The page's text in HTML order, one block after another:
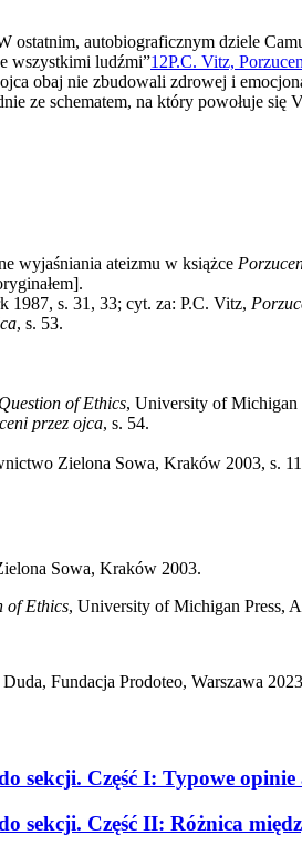
autobiograficznym dziele
wszystkimi ludźmi”12P.C. Vitz,
obaj nie zbudowali zdrowej i
ze schematem, na który powołuje
wyjaśniania ateizmu w książce
1987, s. 31, 33; cyt. za: P.C. Vitz,
, s. 53.
of Ethics, University of Michigan
przez ojca, s. 54.
Zielona Sowa, Kraków 2003, s.
Sowa, Kraków 2003.
of Ethics, University of Michigan Press,
Duda, Fundacja Prodoteo, Warszawa
sekcji. Część I: Typowe
sekcji. Część II: Różnica